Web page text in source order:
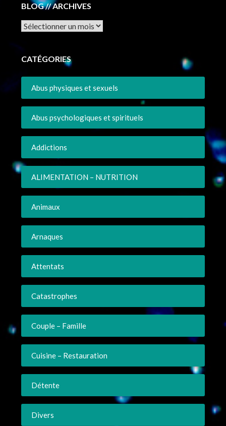
BLOG // ARCHIVES
Archives
CATÉGORIES
Abus physiques et sexuels
Abus psychologiques et spirituels
Addictions
ALIMENTATION – NUTRITION
Animaux
Arnaques
Attentats
Catastrophes
Couple – Famille
Cuisine – Restauration
Détente
Divers